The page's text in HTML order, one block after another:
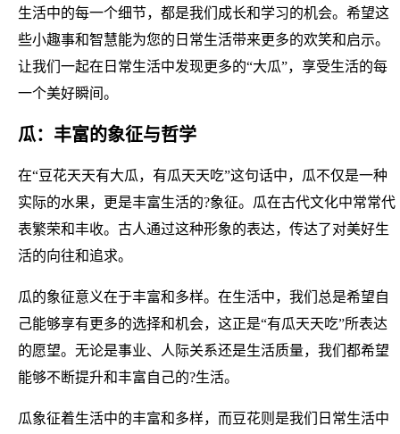
生活中的每一个细节，都是我们成长和学习的机会。希望这
些小趣事和智慧能为您的日常生活带来更多的欢笑和启示。
让我们一起在日常生活中发现更多的“大瓜”，享受生活的每
一个美好瞬间。
瓜：丰富的象征与哲学
在“豆花天天有大瓜，有瓜天天吃”这句话中，瓜不仅是一种
实际的水果，更是丰富生活的?象征。瓜在古代文化中常常代
表繁荣和丰收。古人通过这种形象的表达，传达了对美好生
活的向往和追求。
瓜的象征意义在于丰富和多样。在生活中，我们总是希望自
己能够享有更多的选择和机会，这正是“有瓜天天吃”所表达
的愿望。无论是事业、人际关系还是生活质量，我们都希望
能够不断提升和丰富自己的?生活。
瓜象征着生活中的丰富和多样，而豆花则是我们日常生活中